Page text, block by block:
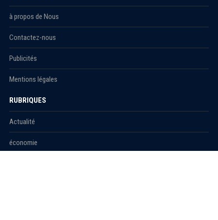
à propos de Nous
Contactez-nous
Publicités
Mentions légales
RUBRIQUES
Actualité
économie